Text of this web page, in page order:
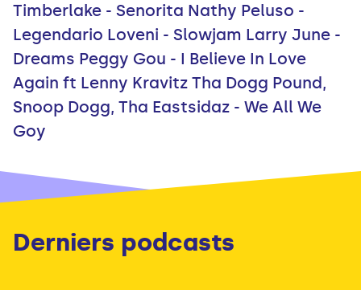
Timberlake - Senorita Nathy Peluso -
Legendario Loveni - Slowjam Larry June -
Dreams Peggy Gou - I Believe In Love
Again ft Lenny Kravitz Tha Dogg Pound,
Snoop Dogg, Tha Eastsidaz - We All We
Goy
Derniers podcasts